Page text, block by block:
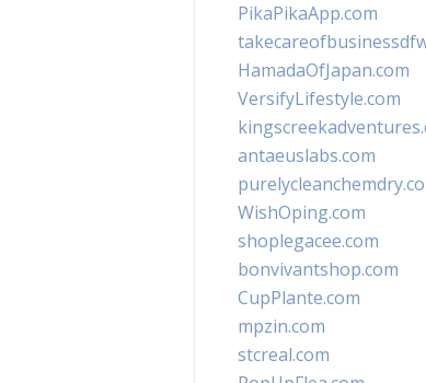
PikaPikaApp.com
HamadaOfJapan.com
VersifyLifestyle.com
antaeuslabs.com
WishOping.com
shoplegacee.com
bonvivantshop.com
CupPlante.com
mpzin.com
stcreal.com